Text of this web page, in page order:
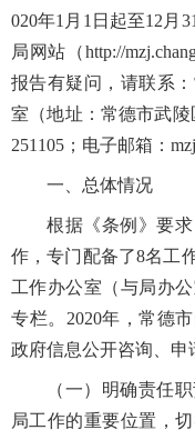
020年1月1日起至12月
局网站（http://
报告有疑问，请联系
室（地址：常德市武
251105；电子邮箱：
一、总体情况
根据《条例》要
作，专门配备了8名工
工作办公室（与局办
专栏。2020年，常德
政府信息公开咨询、申
（一）明确责任
局工作的重要位置，